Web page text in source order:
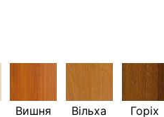
Вишня
Вільха Горіх